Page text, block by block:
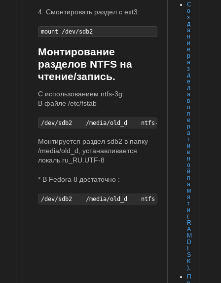
С
о
з
д
а
н
и
е
р
а
з
д
е
л
а
в
о
п
е
р
а
т
и
в
н
о
й
п
а
м
я
т
и
(
R
A
M
D
S
K
).
П
4. Смонтировать раздел с ext3:
mount /dev/sdb2
Монтирование
разделов NTFS на
чтение/запись.
С использованием ntfs-3g:
В файле /etc/fstab
/dev/sdb2    /media/old_d    ntfs-3g
Монтируется раздел sdb2 в папку
/media/old_d, устанавливается
локаль ru_RU.UTF-8
* В Fedora 8 достаточно :
/dev/sdb2    /media/old_d    ntfs    defaults    0 0